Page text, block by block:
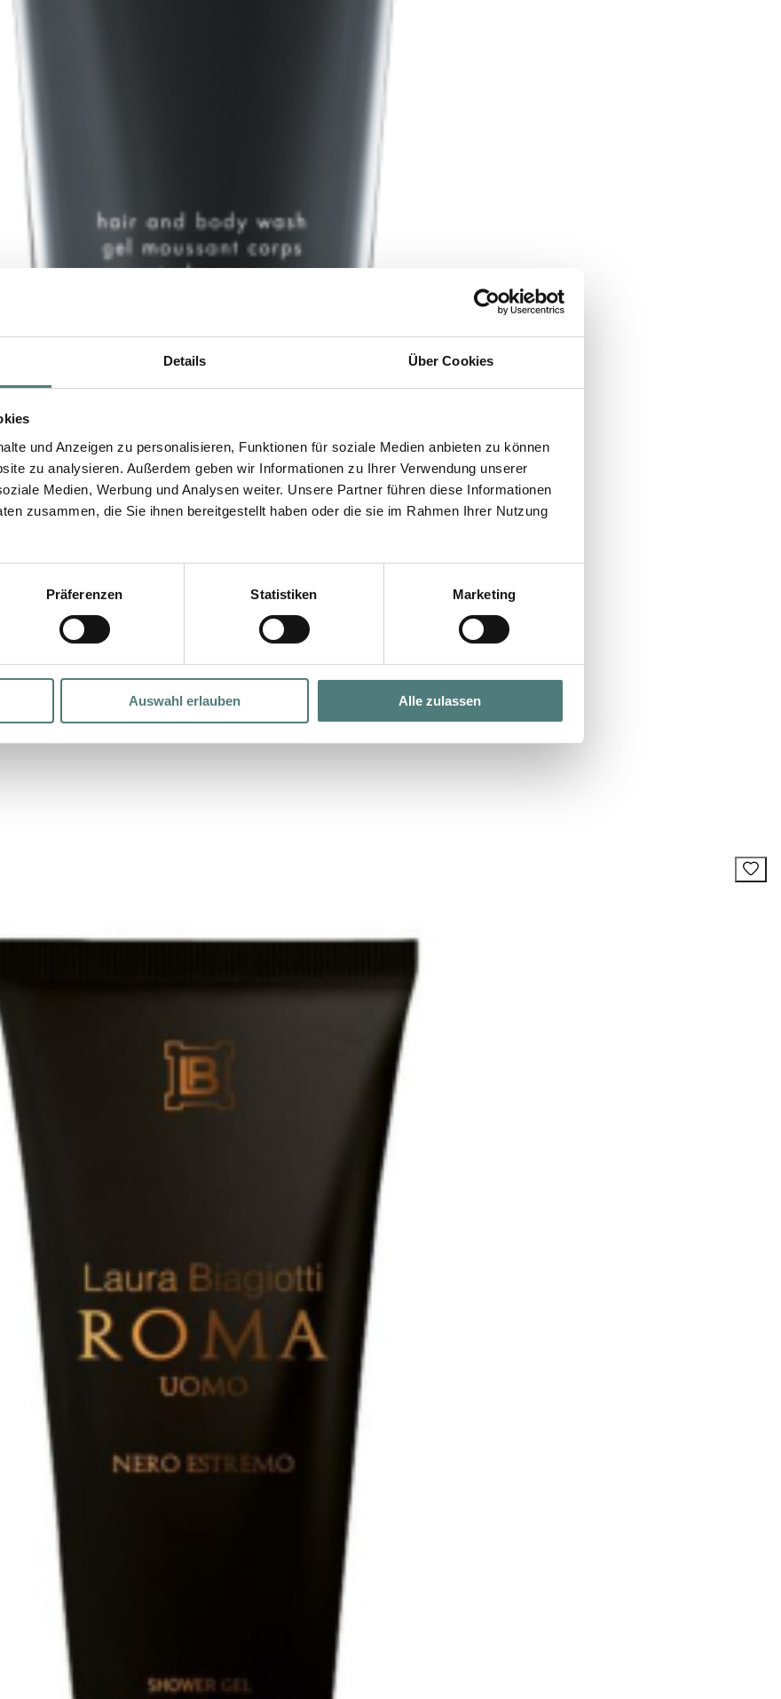
Details Über Cookies
und Anzeigen zu personalisieren, Funktionen für soziale Medien anbieten zu können
zu analysieren. Außerdem geben wir Informationen zu Ihrer Verwendung unserer
Medien, Werbung und Analysen weiter. Unsere Partner führen diese Informationen
zusammen, die Sie ihnen bereitgestellt haben oder die sie im Rahmen Ihrer Nutzung
Präferenzen Statistiken Marketing
Auswahl erlauben Alle zulassen